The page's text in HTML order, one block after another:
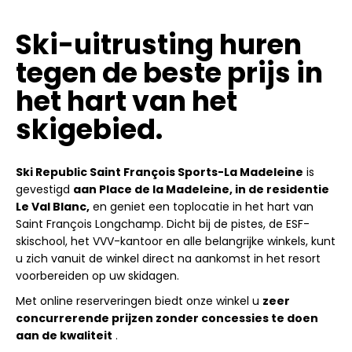
Ski-uitrusting huren
tegen de beste prijs in
het hart van het
skigebied.
Ski Republic Saint François Sports-La Madeleine is
gevestigd aan Place de la Madeleine, in de residentie
Le Val Blanc, en geniet een toplocatie in het hart van
Saint François Longchamp. Dicht bij de pistes, de ESF-
skischool, het VVV-kantoor en alle belangrijke winkels, kunt
u zich vanuit de winkel direct na aankomst in het resort
voorbereiden op uw skidagen.
Met online reserveringen biedt onze winkel u zeer
concurrerende prijzen zonder concessies te doen
aan de kwaliteit .